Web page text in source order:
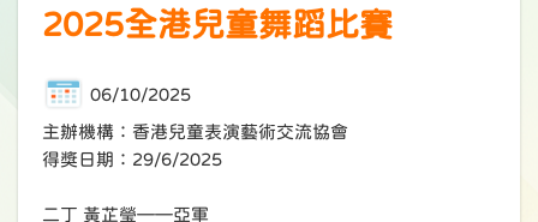
2025全港兒童舞蹈比賽
06/10/2025
主辦機構：香港兒童表演藝術交流協會
得獎日期：29/6/2025
二丁 黃芷瑩——亞軍